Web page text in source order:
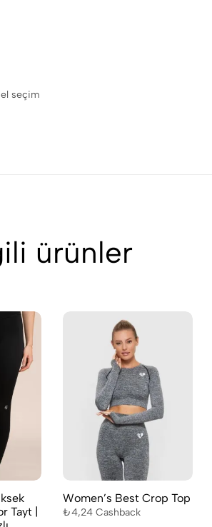
seçim
ürünler
Tayt |
Women’s Best Crop Top
₺4,24Cashback